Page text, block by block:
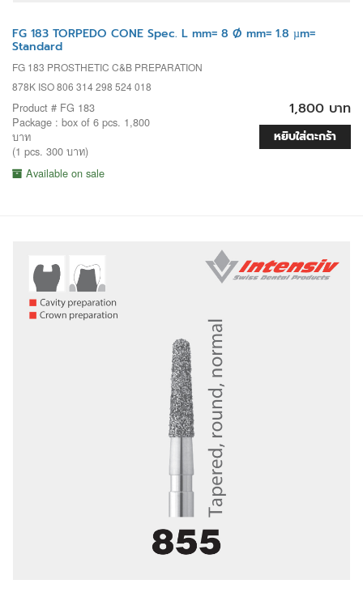
FG 183 TORPEDO CONE Spec. L mm= 8 Ø mm= 1.8 µm=
Standard
FG 183 PROSTHETIC C&B PREPARATION
878K ISO 806 314 298 524 018
Product # FG 183
Package : box of 6 pcs. 1,800
บาท
(1 pcs. 300 บาท)
Available on sale
1,800 บาท
หยิบใส่ตะกร้า